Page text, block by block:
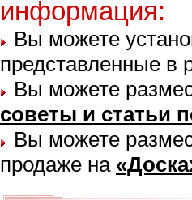
информация:
Вы можете
представленные в
Вы можете
советы и статьи
Вы можете
продаже на